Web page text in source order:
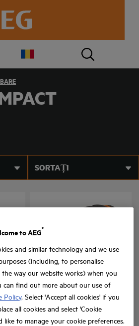
SORTAȚI
: x 2
Cheie de impact 18V, cu
motor fără perii, 6 moduri
de lucru
BSS 18C12ZB6
Variații ale produsului
to AEG
®
and similar technology and we use
(including, to personalise
way our website works) when you
can find out more about our use of
Policy. Select 'Accept all cookies' if you
all cookies and select 'Cookie
like to manage your cookie preferences.